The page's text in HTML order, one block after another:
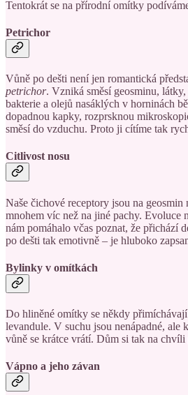
Tentokrát se na přírodní omítky
Petrichor
Vůně po dešti není jen romantická
petrichor. Vzniká směsí geosminu,
bakterie a olejů nasáklých v horninách
dopadnou kapky, rozprsknou
směsí do vzduchu. Proto ji cítíme tak
Citlivost nosu
Naše čichové receptory jsou na
mnohem víc než na jiné pachy. Evoluce
nám pomáhalo včas poznat, že přichází
po dešti tak emotivně – je hluboko
Bylinky v omítkách
Do hliněné omítky se někdy
levandule. V suchu jsou nenápadné, ale
vůně se krátce vrátí. Dům si tak na
Vápno a jeho závan